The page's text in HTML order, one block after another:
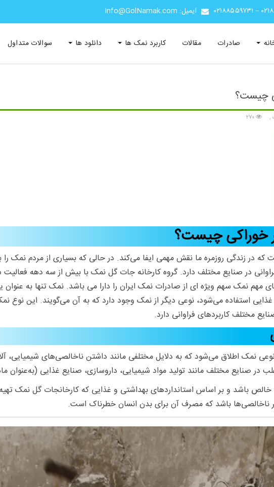
– ۰۲۱۸۸۵۵۹۷۳۱ ایمیل: Info@GolNamak.com
صادرات مقالات کاربرد نمک ها دانلود ها سوالات متداول
چیست؟
,
خوراکی چیست؟
که در زندگی روزمره ما نقش مهمی ایفا می‌کند. در حالی که بسیاری از مردم نمک
در صنایع مختلف دارد. گروه کارخانه جاتگل نمکبا بیش از سه دهه فعالیت
مهم نمک سهم ویژه ای از صادرات نمک ایران را دارا می باشد. نمک تنها به
استفاده می‌شود، نوعی دیگر از نمک وجود دارد که به آن می‌گویند. این نوع
مختلف کاربردهای فراوانی دارد.
نمک اطلاق می‌شود که به دلایل مختلفی مانند داشتن ناخالصی‌های شیمیایی،
صنایع مختلف مانند تولید مواد شیمیایی، داروسازی، صنایع غذایی (به‌عنوان
باشد و بر اساس استانداردهای بهداشتی و غذایی که کارخانجات گل نمک
ناخالصی‌ها باشد که مصرف آن برای بدن انسان خطرناک است.